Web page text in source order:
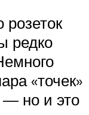
розеток
редко
«точек»
— но и это